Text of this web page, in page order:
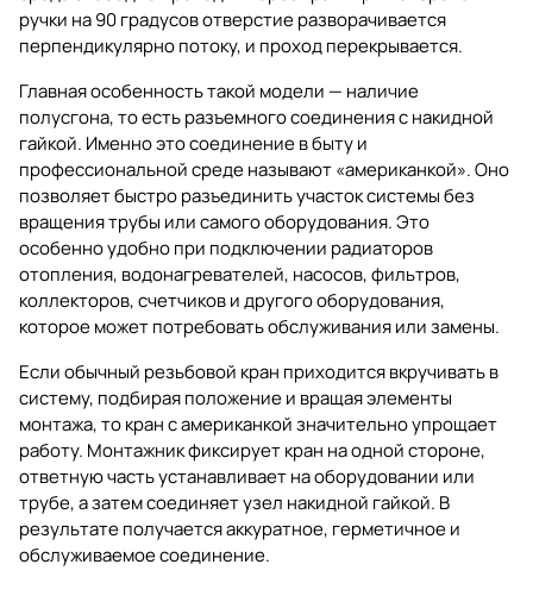
ручки на 90 градусов отверстие разворачивается
перпендикулярно потоку, и проход перекрывается.
Главная особенность такой модели — наличие
полусгона, то есть разъемного соединения с накидной
гайкой. Именно это соединение в быту и
профессиональной среде называют «американкой». Оно
позволяет быстро разъединить участок системы без
вращения трубы или самого оборудования. Это
особенно удобно при подключении радиаторов
отопления, водонагревателей, насосов, фильтров,
коллекторов, счетчиков и другого оборудования,
которое может потребовать обслуживания или замены.
Если обычный резьбовой кран приходится вкручивать в
систему, подбирая положение и вращая элементы
монтажа, то кран с американкой значительно упрощает
работу. Монтажник фиксирует кран на одной стороне,
ответную часть устанавливает на оборудовании или
трубе, а затем соединяет узел накидной гайкой. В
результате получается аккуратное, герметичное и
обслуживаемое соединение.